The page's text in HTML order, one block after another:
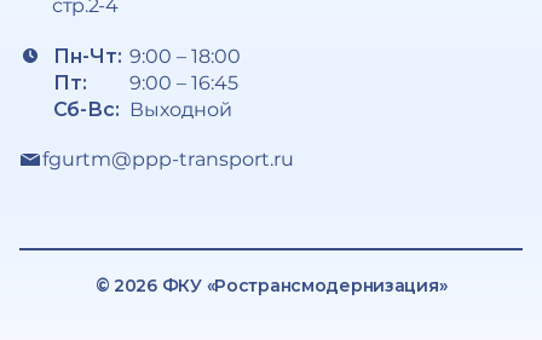
стр.2-4
Пн-Чт:
Пт:
Сб-Вс:
9:00 – 18:00
9:00 – 16:45
Выходной
fgurtm@ppp-transport.ru
© 2026 ФКУ «Ространсмодернизация»